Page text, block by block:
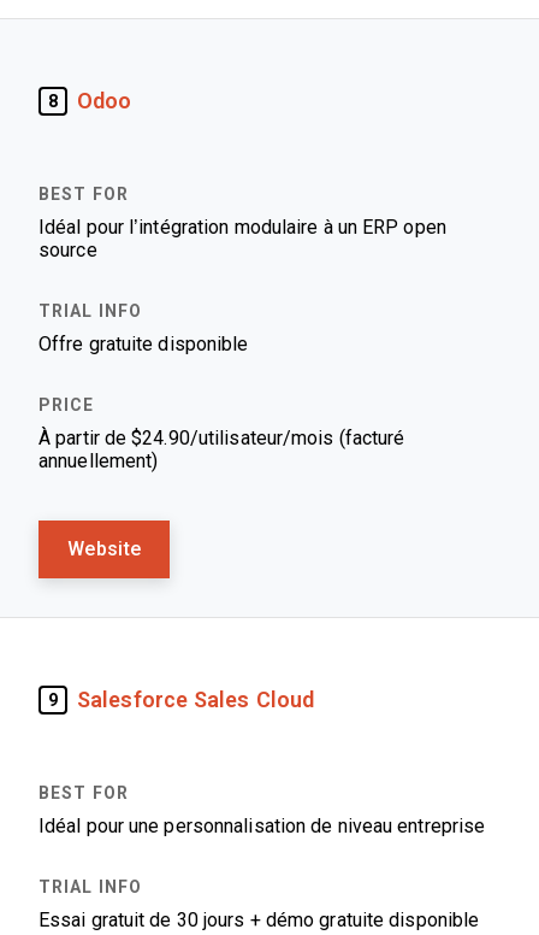
8 Odoo
Idéal pour l’intégration modulaire à un ERP open
source
Offre gratuite disponible
À partir de $24.90/utilisateur/mois (facturé
annuellement)
Website
9 Salesforce Sales Cloud
Idéal pour une personnalisation de niveau entreprise
Essai gratuit de 30 jours + démo gratuite disponible